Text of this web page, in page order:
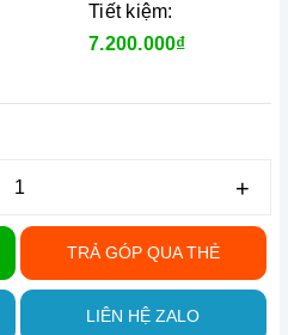
Tiết kiệm:
7.200.000₫
+
TRẢ GÓP QUA THẺ
LIÊN HỆ ZALO